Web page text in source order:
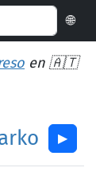
🌐
en 🇦🇹
▶︎